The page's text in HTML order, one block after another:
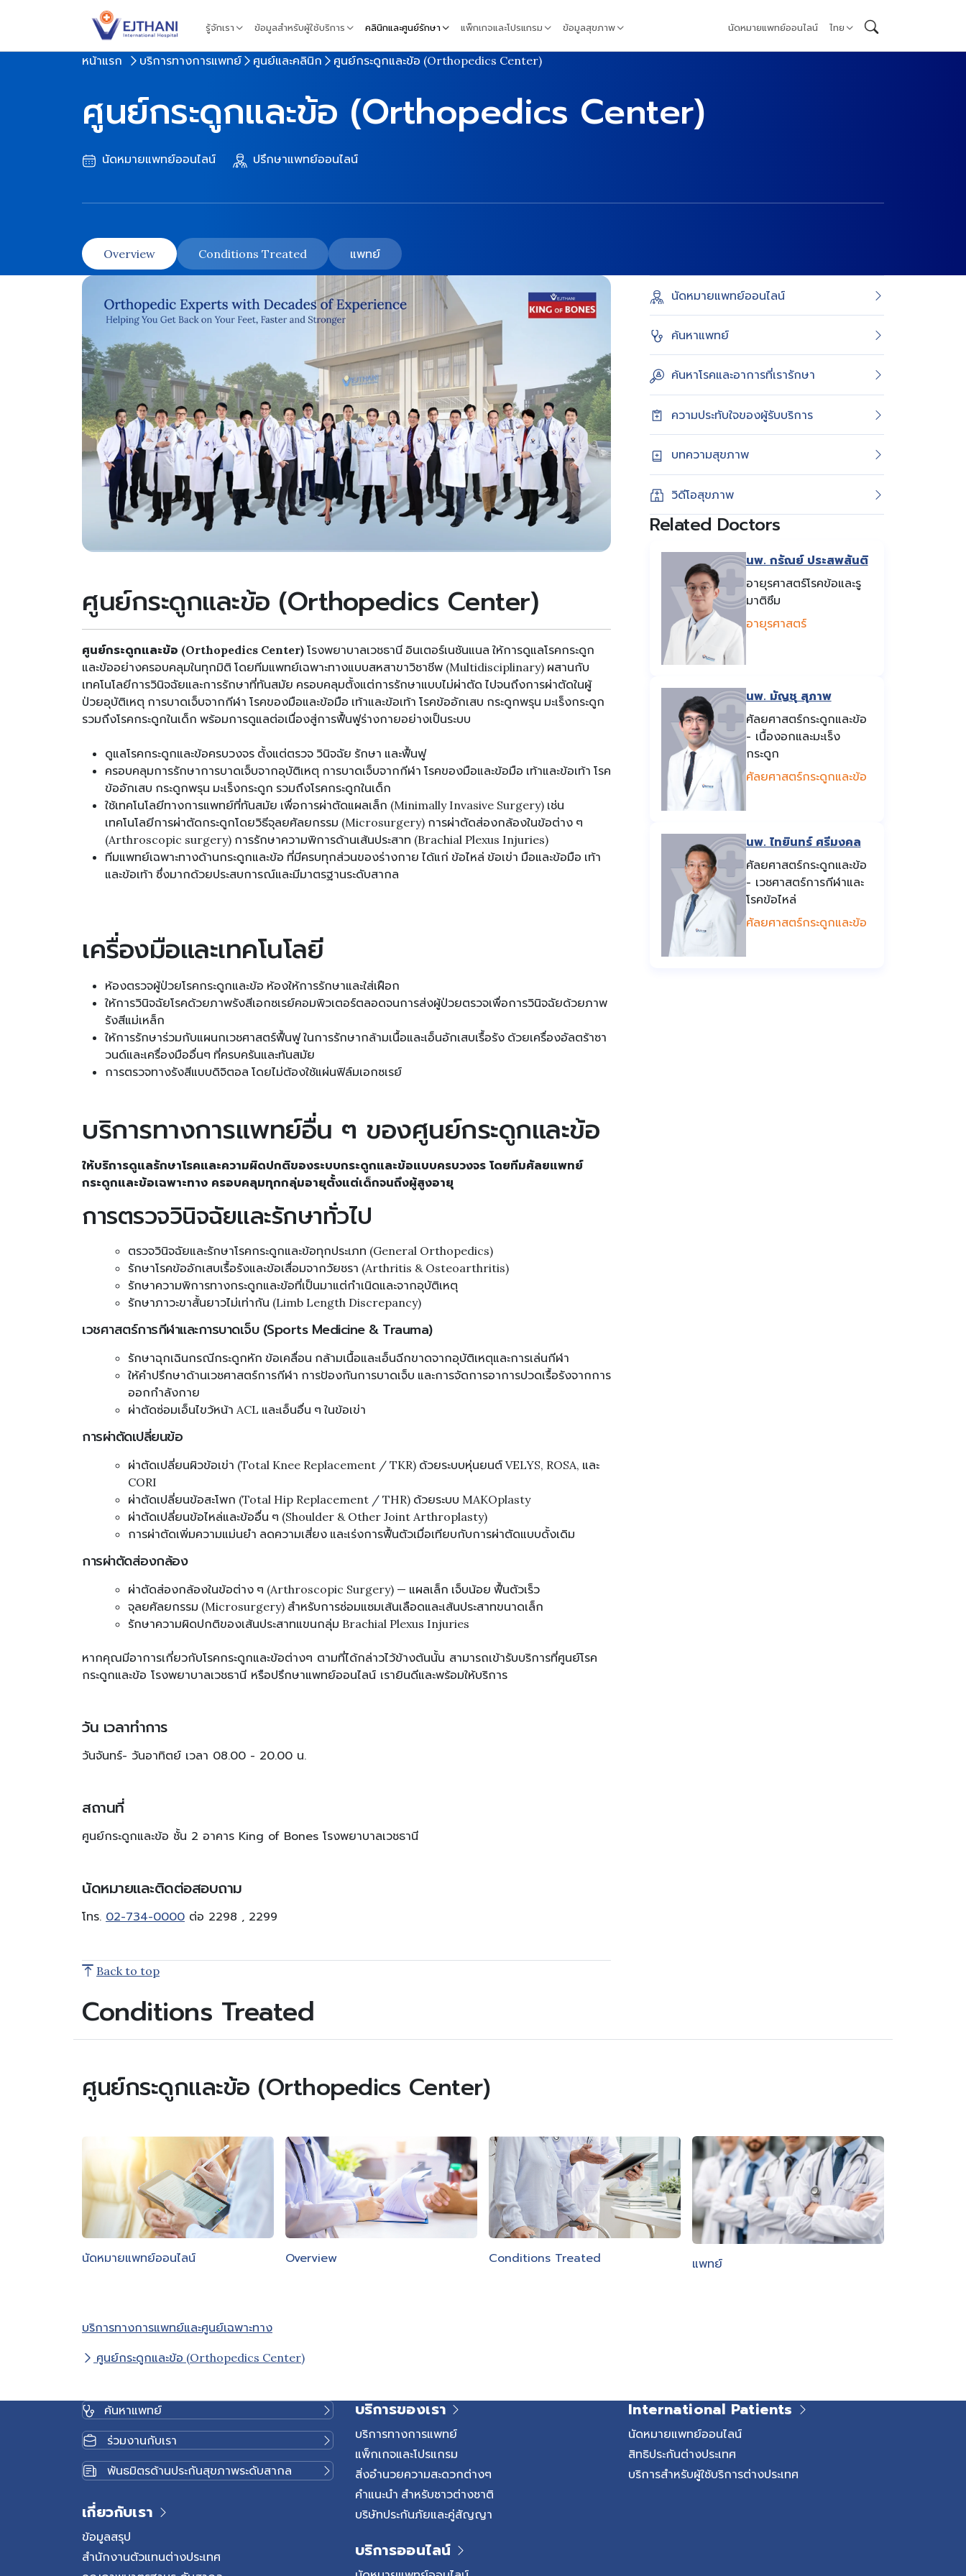
รู้จักเรา ข้อมูลสำหรับผู้ใช้บริการ คลินิกและศูนย์รักษา แพ็กเกจและโปรแกรม ข้อมูลสุขภาพ นัดหมายแพทย์ออนไลน์ ไทย
หน้าแรก บริการทางการแพทย์ ศูนย์และคลินิก ศูนย์กระดูกและข้อ (Orthopedics Center)
ศูนย์กระดูกและข้อ (Orthopedics Center)
นัดหมายแพทย์ออนไลน์ ปรึกษาแพทย์ออนไลน์
Overview Conditions Treated แพทย์
ศูนย์กระดูกและข้อ (Orthopedics Center)
ศูนย์กระดูกและข้อ (Orthopedics Center) โรงพยาบาลเวชธานี อินเตอร์เนชันแนล ให้การดูแลโรคกระดูก
และข้ออย่างครอบคลุมในทุกมิติ โดยทีมแพทย์เฉพาะทางแบบสหสาขาวิชาชีพ (Multidisciplinary) ผสานกับ
เทคโนโลยีการวินิจฉัยและการรักษาที่ทันสมัย ครอบคลุมตั้งแต่การรักษาแบบไม่ผ่าตัด ไปจนถึงการผ่าตัดในผู้
ป่วยอุบัติเหตุ การบาดเจ็บจากกีฬา โรคของมือและข้อมือ เท้าและข้อเท้า โรคข้ออักเสบ กระดูกพรุน มะเร็งกระดูก
รวมถึงโรคกระดูกในเด็ก พร้อมการดูแลต่อเนื่องสู่การฟื้นฟูร่างกายอย่างเป็นระบบ
ดูแลโรคกระดูกและข้อครบวงจร ตั้งแต่ตรวจ วินิจฉัย รักษา และฟื้นฟู
ครอบคลุมการรักษาการบาดเจ็บจากอุบัติเหตุ การบาดเจ็บจากกีฬา โรคของมือและข้อมือ เท้าและข้อเท้า โรค
ข้ออักเสบ กระดูกพรุน มะเร็งกระดูก รวมถึงโรคกระดูกในเด็ก
ใช้เทคโนโลยีทางการแพทย์ที่ทันสมัย เพื่อการผ่าตัดแผลเล็ก (Minimally Invasive Surgery) เช่น
เทคโนโลยีการผ่าตัดกระดูกโดยวิธีจุลยศัลยกรรม (Microsurgery) การผ่าตัดส่องกล้องในข้อต่าง ๆ
(Arthroscopic surgery) การรักษาความพิการด้านเส้นประสาท (Brachial Plexus Injuries)
ทีมแพทย์เฉพาะทางด้านกระดูกและข้อ ที่มีครบทุกส่วนของร่างกาย ได้แก่ ข้อไหล่ ข้อเข่า มือและข้อมือ เท้า
และข้อเท้า ซึ่งมากด้วยประสบการณ์และมีมาตรฐานระดับสากล
เครื่องมือและเทคโนโลยี
ห้องตรวจผู้ป่วยโรคกระดูกและข้อ ห้องให้การรักษาและใส่เฝือก
ให้การวินิจฉัยโรคด้วยภาพรังสีเอกซเรย์คอมพิวเตอร์ตลอดจนการส่งผู้ป่วยตรวจเพื่อการวินิจฉัยด้วยภาพ
รังสีแม่เหล็ก
ให้การรักษาร่วมกับแผนกเวชศาสตร์ฟื้นฟู ในการรักษากล้ามเนื้อและเอ็นอักเสบเรื้อรัง ด้วยเครื่องอัลตร้าซา
วนด์และเครื่องมืออื่นๆ ที่ครบครันและทันสมัย
การตรวจทางรังสีแบบดิจิตอล โดยไม่ต้องใช้แผ่นฟิล์มเอกซเรย์
บริการทางการแพทย์อื่น ๆ ของศูนย์กระดูกและข้อ
ให้บริการดูแลรักษาโรคและความผิดปกติของระบบกระดูกและข้อแบบครบวงจร โดยทีมศัลยแพทย์
กระดูกและข้อเฉพาะทาง ครอบคลุมทุกกลุ่มอายุตั้งแต่เด็กจนถึงผู้สูงอายุ
การตรวจวินิจฉัยและรักษาทั่วไป
ตรวจวินิจฉัยและรักษาโรคกระดูกและข้อทุกประเภท (General Orthopedics)
รักษาโรคข้ออักเสบเรื้อรังและข้อเสื่อมจากวัยชรา (Arthritis & Osteoarthritis)
รักษาความพิการทางกระดูกและข้อที่เป็นมาแต่กำเนิดและจากอุบัติเหตุ
รักษาภาวะขาสั้นยาวไม่เท่ากัน (Limb Length Discrepancy)
เวชศาสตร์การกีฬาและการบาดเจ็บ (Sports Medicine & Trauma)
รักษาฉุกเฉินกรณีกระดูกหัก ข้อเคลื่อน กล้ามเนื้อและเอ็นฉีกขาดจากอุบัติเหตุและการเล่นกีฬา
ให้คำปรึกษาด้านเวชศาสตร์การกีฬา การป้องกันการบาดเจ็บ และการจัดการอาการปวดเรื้อรังจากการ
ออกกำลังกาย
ผ่าตัดซ่อมเอ็นไขว้หน้า ACL และเอ็นอื่น ๆ ในข้อเข่า
การผ่าตัดเปลี่ยนข้อ
ผ่าตัดเปลี่ยนผิวข้อเข่า (Total Knee Replacement / TKR) ด้วยระบบหุ่นยนต์ VELYS, ROSA, และ
CORI
ผ่าตัดเปลี่ยนข้อสะโพก (Total Hip Replacement / THR) ด้วยระบบ MAKOplasty
ผ่าตัดเปลี่ยนข้อไหล่และข้ออื่น ๆ (Shoulder & Other Joint Arthroplasty)
การผ่าตัดเพิ่มความแม่นยำ ลดความเสี่ยง และเร่งการฟื้นตัวเมื่อเทียบกับการผ่าตัดแบบดั้งเดิม
การผ่าตัดส่องกล้อง
ผ่าตัดส่องกล้องในข้อต่าง ๆ (Arthroscopic Surgery) — แผลเล็ก เจ็บน้อย ฟื้นตัวเร็ว
จุลยศัลยกรรม (Microsurgery) สำหรับการซ่อมแซมเส้นเลือดและเส้นประสาทขนาดเล็ก
รักษาความผิดปกติของเส้นประสาทแขนกลุ่ม Brachial Plexus Injuries
หากคุณมีอาการเกี่ยวกับโรคกระดูกและข้อต่างๆ ตามที่ได้กล่าวไว้ข้างต้นนั้น สามารถเข้ารับบริการที่ศูนย์โรค
กระดูกและข้อ โรงพยาบาลเวชธานี หรือปรึกษาแพทย์ออนไลน์ เรายินดีและพร้อมให้บริการ
วัน เวลาทำการ
วันจันทร์- วันอาทิตย์ เวลา 08.00 - 20.00 น.
สถานที่
ศูนย์กระดูกและข้อ ชั้น 2 อาคาร King of Bones โรงพยาบาลเวชธานี
นัดหมายและติดต่อสอบถาม
โทร. 02-734-0000 ต่อ 2298 , 2299
Back to top
Conditions Treated
นัดหมายแพทย์ออนไลน์
ค้นหาแพทย์
ค้นหาโรคและอาการที่เรารักษา
ความประทับใจของผู้รับบริการ
บทความสุขภาพ
วิดีโอสุขภาพ
Related Doctors
นพ. กรัณย์ ประสพสันติ
อายุรศาสตร์โรคข้อและรู
มาติซึม
อายุรศาสตร์
นพ. มัญชุ สุภาพ
ศัลยศาสตร์กระดูกและข้อ
- เนื้องอกและมะเร็ง
กระดูก
ศัลยศาสตร์กระดูกและข้อ
นพ. ไทยินทร์ ศรีมงคล
ศัลยศาสตร์กระดูกและข้อ
- เวชศาสตร์การกีฬาและ
โรคข้อไหล่
ศัลยศาสตร์กระดูกและข้อ
ศูนย์กระดูกและข้อ (Orthopedics Center)
นัดหมายแพทย์ออนไลน์ Overview Conditions Treated แพทย์
บริการทางการแพทย์และศูนย์เฉพาะทาง
ศูนย์กระดูกและข้อ (Orthopedics Center)
ค้นหาแพทย์
ร่วมงานกับเรา
พันธมิตรด้านประกันสุขภาพระดับสากล
เกี่ยวกับเรา
ข้อมูลสรุป
สำนักงานตัวแทนต่างประเทศ
บริการของเรา
บริการทางการแพทย์
แพ็กเกจและโปรแกรม
สิ่งอำนวยความสะดวกต่างๆ
คำแนะนำ สำหรับชาวต่างชาติ
บริษัทประกันภัยและคู่สัญญา
บริการออนไลน์
International Patients
นัดหมายแพทย์ออนไลน์
สิทธิประกันต่างประเทศ
บริการสำหรับผู้ใช้บริการต่างประเทศ